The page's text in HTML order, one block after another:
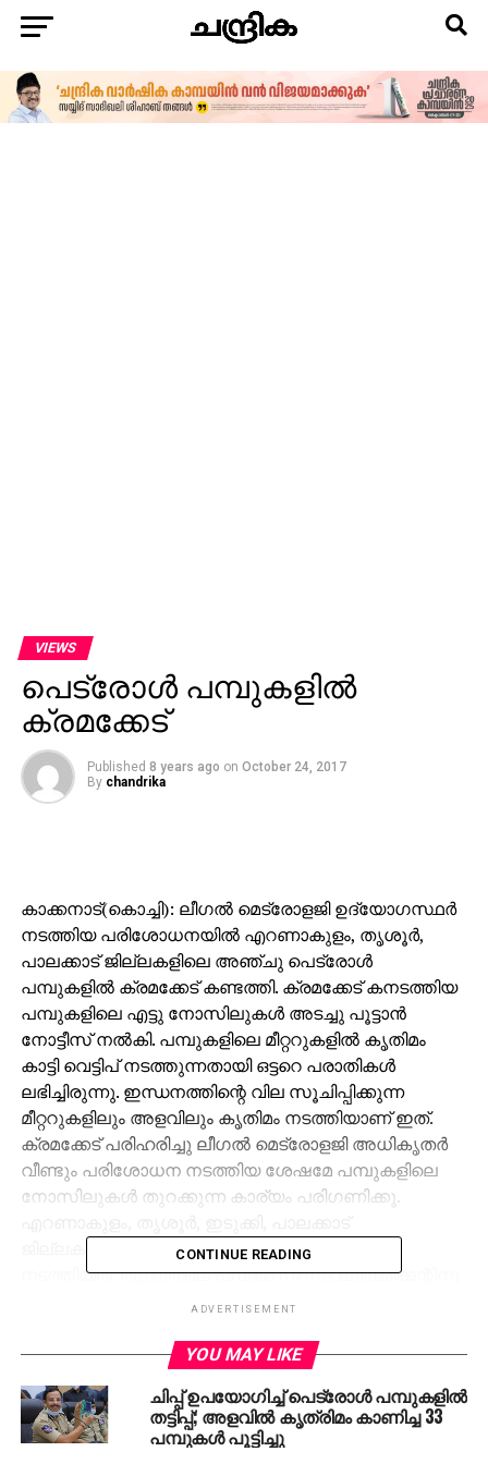
VIEWS
പെട്രോള്‍ പമ്പുകളില്‍
ക്രമക്കേട്
Published 8 years ago on October 24, 2017
By chandrika
കാക്കനാട്(കൊച്ചി): ലീഗല്‍ മെട്രോളജി ഉദ്യോഗസ്ഥര്‍
നടത്തിയ പരിശോധനയില്‍ എറണാകുളം, തൃശൂര്‍,
പാലക്കാട് ജില്ലകളിലെ അഞ്ചു പെട്രോള്‍
പമ്പുകളില്‍ ക്രമക്കേട് കണ്ടത്തി. ക്രമക്കേട് കനടത്തിയ
പമ്പുകളിലെ എട്ടു നോസിലുകള്‍ അടച്ചു പൂട്ടാന്‍
നോട്ടീസ് നല്‍കി. പമ്പുകളിലെ മീറ്ററുകളില്‍ കൃതിമം
കാട്ടി വെട്ടിപ് നടത്തുന്നതായി ഒട്ടറെ പരാതികള്‍
ലഭിച്ചിരുന്നു. ഇന്ധനത്തിന്റെ വില സൂചിപ്പിക്കുന്ന
മീറ്ററുകളിലും അളവിലും കൃതിമം നടത്തിയാണ് ഇത്.
ക്രമക്കേട് പരിഹരിച്ചു ലീഗല്‍ മെട്രോളജി അധികൃതര്‍
വീണ്ടും പരിശോധന നടത്തിയ ശേഷമേ പമ്പുകളിലെ
നോസിലുകള്‍ തുറക്കുന്ന കാര്യം പരിഗണിക്കൂ.
ജില്ലകളിലായി 39 പമ്പുകളിലാണ് പരിശോധന
നടത്തിയത്. തൃശൂരിലെ പമ്പില്‍ നിന്നും ലൂബ്രിക്കന്റിനു
വില കൂടുതല്‍ വാങ്ങിയതിന് കേസ് എടുത്തിട്ടുണ്ട്.
ലൂബ്രിക്കന്റിനു 266 രൂപയായിരുന്നു. എന്നാല്‍ ഇത്
പമ്പ് ഇടക്കിയതാണ് കേസ് എടുക്കാന്‍ കാരണമെന്നും
ഉദ്യോഗസ്ഥര്‍ പറഞ്ഞു. രാവിലെ ഒന്‍പതിന് തുടങ്ങിയ
CONTINUE READING
ADVERTISEMENT
YOU MAY LIKE
ചിപ്പ് ഉപയോഗിച്ച് പെട്രോള്‍ പമ്പുകളില്‍
തട്ടിപ്പ്; അളവില്‍ കൃത്രിമം കാണിച്ച 33
പമ്പുകള്‍ പൂട്ടിച്ചു